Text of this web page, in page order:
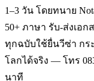
1–3 วัน โดยทนาย
50+ ภาษา รับ-ส่งเอ
ทุกฉบับใช้ยื่นวีซ่า กร
โลกได้จริง — โทร
นาที